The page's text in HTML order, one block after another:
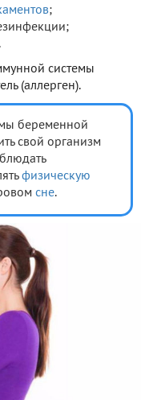
;
системы
(аллерген).
беременной
свой организм
физическую
сне.